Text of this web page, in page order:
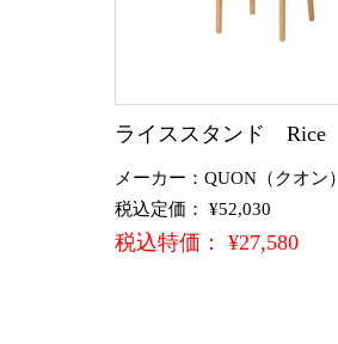
ライススタンド Rice
メーカー：QUON（クオン）
税込定価： ¥52,030
税込特価： ¥27,580